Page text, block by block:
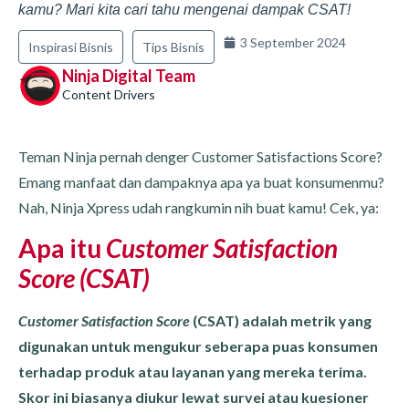
kamu? Mari kita cari tahu mengenai dampak CSAT!
Inspirasi Bisnis Tips Bisnis 3 September 2024
Ninja Digital Team
Content Drivers
Teman Ninja pernah denger Customer Satisfactions Score?
Emang manfaat dan dampaknya apa ya buat konsumenmu?
Nah, Ninja Xpress udah rangkumin nih buat kamu! Cek, ya:
Apa itu Customer Satisfaction
Score (CSAT)
Customer Satisfaction Score (CSAT) adalah metrik yang
digunakan untuk mengukur seberapa puas konsumen
terhadap produk atau layanan yang mereka terima.
Skor ini biasanya diukur lewat survei atau kuesioner